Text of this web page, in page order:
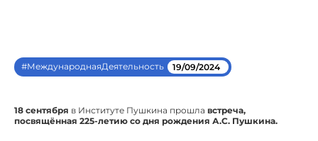
#МеждународнаяДеятельность 19/09/2024
18 сентября в Институте Пушкина прошла встреча,
посвящённая 225-летию со дня рождения А.С. Пушкина.